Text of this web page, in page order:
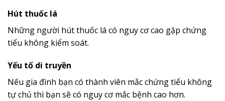
Hút thuốc lá
Những người hút thuốc lá có nguy cơ cao gặp chứng
tiểu không kiểm soát.
Yếu tố di truyền
Nếu gia đình bạn có thành viên mắc chứng tiểu không
tự chủ thì bạn sẽ có nguy cơ mắc bệnh cao hơn.